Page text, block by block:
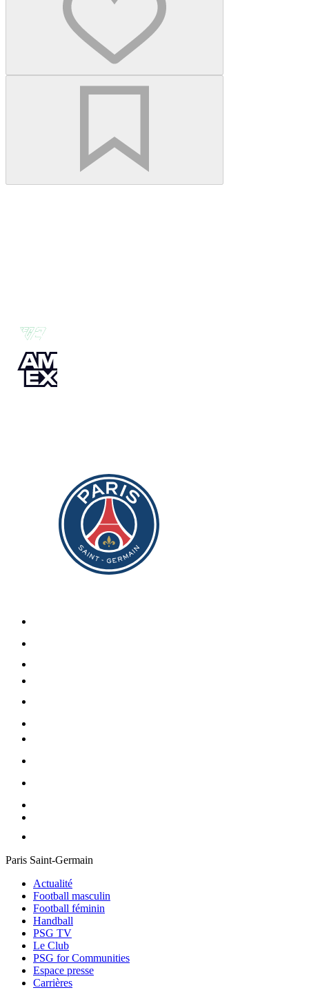
Paris Saint-Germain
Actualité
Football masculin
Football féminin
Handball
PSG TV
Le Club
PSG for Communities
Espace presse
Carrières